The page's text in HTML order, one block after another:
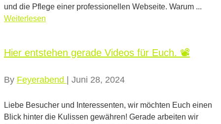
und die Pflege einer professionellen Webseite. Warum ...
Weiterlesen
Hier entstehen gerade Videos für Euch. 📽
By Feyerabend | Juni 28, 2024
Liebe Besucher und Interessenten, wir möchten Euch einen
Blick hinter die Kulissen gewähren! Gerade arbeiten wir